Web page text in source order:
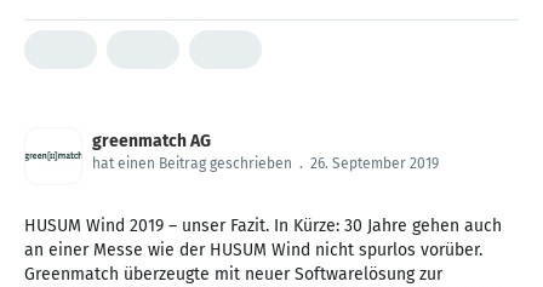
greenmatch AG
hat einen Beitrag geschrieben . 26. September 2019
HUSUM Wind 2019 – unser Fazit. In Kürze: 30 Jahre gehen auch
an einer Messe wie der HUSUM Wind nicht spurlos vorüber.
Greenmatch überzeugte mit neuer Softwarelösung zur